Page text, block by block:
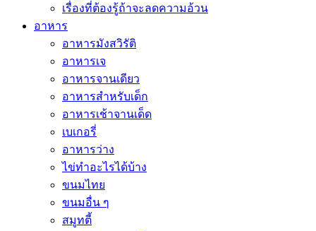
เรื่องที่ต้องรู้ถ้าจะลดความอ้วน
อาหาร
อาหารมังสวิรัติ
อาหารเจ
อาหารจานเดียว
อาหารสำหรับเด็ก
อาหารเช้าจานเด็ด
เบเกอรี่
อาหารว่าง
ไข่ทำอะไรได้บ้าง
ขนมไทย
ขนมอื่น ๆ
สมูทตี้